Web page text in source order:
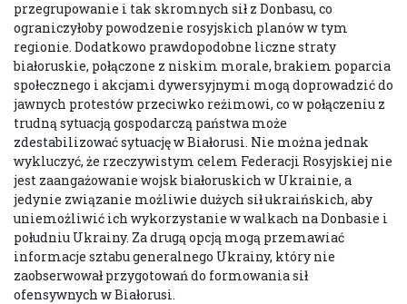
przegrupowanie i tak skromnych sił z Donbasu, co
ograniczyłoby powodzenie rosyjskich planów w tym
regionie. Dodatkowo prawdopodobne liczne straty
białoruskie, połączone z niskim morale, brakiem poparcia
społecznego i akcjami dywersyjnymi mogą doprowadzić do
jawnych protestów przeciwko reżimowi, co w połączeniu z
trudną sytuacją gospodarczą państwa może
zdestabilizować sytuację w Białorusi. Nie można jednak
wykluczyć, że rzeczywistym celem Federacji Rosyjskiej nie
jest zaangażowanie wojsk białoruskich w Ukrainie, a
jedynie związanie możliwie dużych sił ukraińskich, aby
uniemożliwić ich wykorzystanie w walkach na Donbasie i
południu Ukrainy. Za drugą opcją mogą przemawiać
informacje sztabu generalnego Ukrainy, który nie
zaobserwował przygotowań do formowania sił
ofensywnych w Białorusi.